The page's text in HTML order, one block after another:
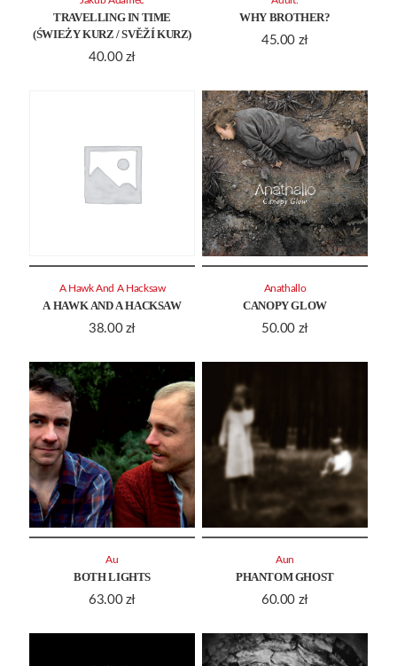
TRAVELLING IN TIME
(ŚWIEŻY KURZ / SVĚŽÍ KURZ)
40.00 zł
WHY BROTHER?
45.00 zł
A HAWK AND A HACKSAW
38.00 zł
A Hawk And A Hacksaw
CANOPY GLOW
50.00 zł
Anathallo
BOTH LIGHTS
63.00 zł
Au
PHANTOM GHOST
60.00 zł
Aun